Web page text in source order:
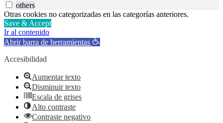
others
Otras cookies no categorizadas en las categorías anteriores.
Save & Accept
Ir al contenido
Abrir barra de herramientas
Accesibilidad
Aumentar texto
Disminuir texto
Escala de grises
Alto contraste
Contraste negativo